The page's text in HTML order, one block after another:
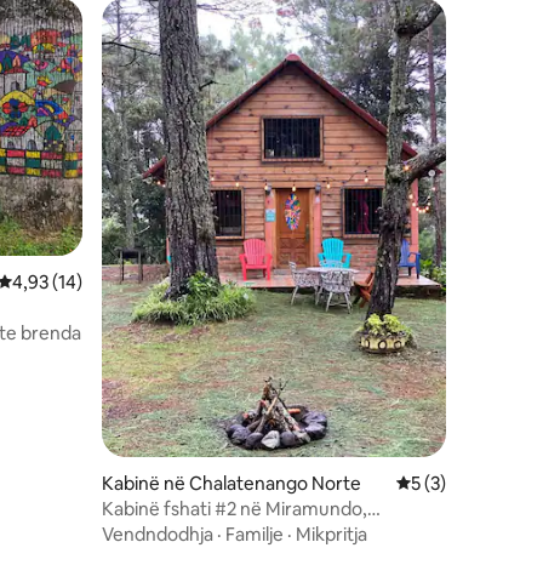
mesatar 4,93 nga 5, 14 vlerësime
4,93 (14)
brenda
Kabinë në Chalatenango Norte Vlerësimi
5 (3)
Kabinë fshati #2 në Miramundo,
Chalatenango
Vendndodhja · Familje · Mikpritja